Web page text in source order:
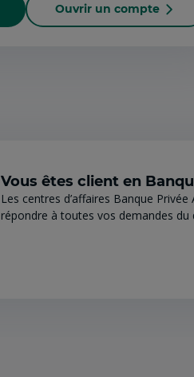
Ouvrir un compte
Vous êtes client en
Les centres d’affaires Banque
répondre à toutes vos demandes